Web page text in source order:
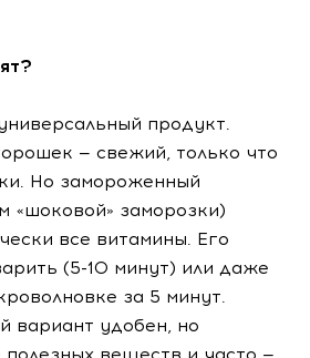
продукт.
— свежий, только что
Но замороженный
«шоковой» заморозки)
все витамины. Его
(5-10 минут) или даже
за 5 минут.
вариант удобен, но